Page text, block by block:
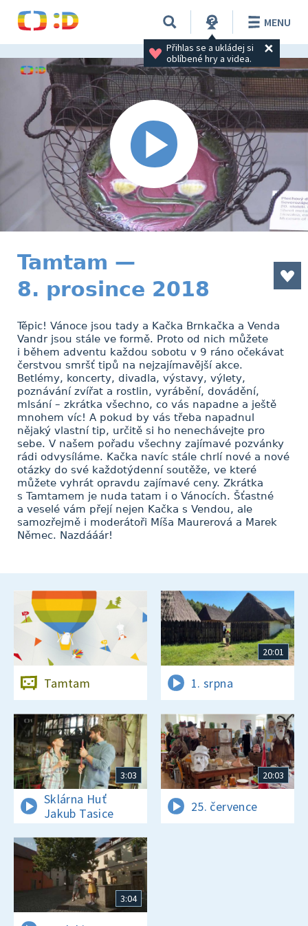
Přihlas se a ukládej si
oblíbené hry a videa.
MENU
Tamtam —
8. prosince 2018
Těpic! Vánoce jsou tady a Kačka Brnkačka a Venda
Vandr jsou stále ve formě. Proto od nich můžete
i během adventu každou sobotu v 9 ráno očekávat
čerstvou smršť tipů na nejzajímavější akce.
Betlémy, koncerty, divadla, výstavy, výlety,
poznávání zvířat a rostlin, vyrábění, dovádění,
mlsání – zkrátka všechno, co vás napadne a ještě
mnohem víc! A pokud by vás třeba napadnul
nějaký vlastní tip, určitě si ho nenechávejte pro
sebe. V našem pořadu všechny zajímavé pozvánky
rádi odvysíláme. Kačka navíc stále chrlí nové a nové
otázky do své každotýdenní soutěže, ve které
můžete vyhrát opravdu zajímavé ceny. Zkrátka
s Tamtamem je nuda tatam i o Vánocích. Šťastné
a veselé vám přejí nejen Kačka s Vendou, ale
samozřejmě i moderátoři Míša Maurerová a Marek
Němec. Nazdááár!
Tamtam
20:01
1. srpna
3:03
Sklárna Huť
Jakub Tasice
20:03
25. července
3:04